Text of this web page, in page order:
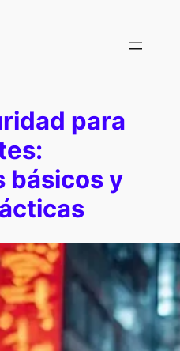
para
básicos y